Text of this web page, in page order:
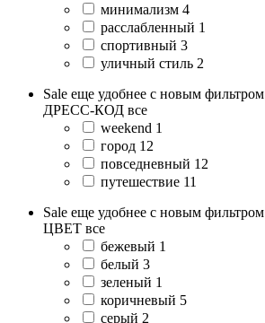
минимализм 4
расслабленный 1
спортивный 3
уличный стиль 2
Sale еще удобнее с новым фильтром
ДРЕСС-КОД все
weekend 1
город 12
повседневный 12
путешествие 11
Sale еще удобнее с новым фильтром
ЦВЕТ все
бежевый 1
белый 3
зеленый 1
коричневый 5
серый 2